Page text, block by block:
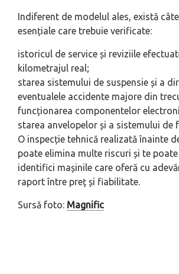
Indiferent de modelul ales, există
esențiale care trebuie verificate:
istoricul de service și reviziile
kilometrajul real;
starea sistemului de suspensie și a
eventualele accidente majore din
funcționarea componentelor
starea anvelopelor și a sistemului de
O inspecție tehnică realizată înainte
poate elimina multe riscuri și te
identifici mașinile care oferă cu
raport între preț și fiabilitate.
Sursă foto: Magnific